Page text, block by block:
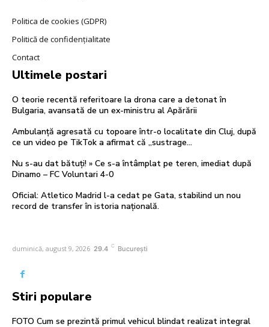
Politica de cookies (GDPR)
Politică de confidențialitate
Contact
Ultimele postari
O teorie recentă referitoare la drona care a detonat în
Bulgaria, avansată de un ex-ministru al Apărării
Ambulanță agresată cu topoare într-o localitate din Cluj, după
ce un video pe TikTok a afirmat că „sustrage…
Nu s-au dat bătuți! » Ce s-a întâmplat pe teren, imediat după
Dinamo – FC Voluntari 4-0
Oficial: Atletico Madrid l-a cedat pe Gata, stabilind un nou
record de transfer în istoria națională.
duminică, august 9, 2026 29.4 C București
Stiri populare
FOTO Cum se prezintă primul vehicul blindat realizat integral